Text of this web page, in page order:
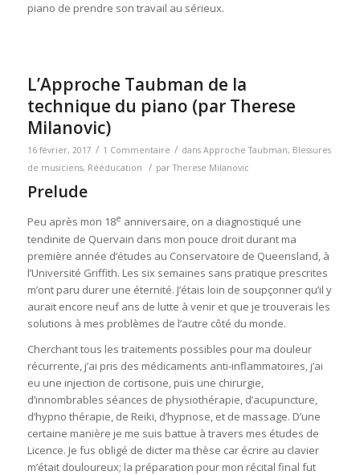
piano de prendre son travail au sérieux.
L’Approche Taubman de la
technique du piano (par Therese
Milanovic)
16 février, 2017 / 1 Commentaire / dans Approche Taubman, Blessures
de musiciens, Rééducation / parTherese Milanovic
Prelude
Peu après mon 18e anniversaire, on a diagnostiqué une
tendinite de Quervain dans mon pouce droit durant ma
première année d’études au Conservatoire de Queensland, à
l’Université Griffith. Les six semaines sans pratique prescrites
m’ont paru durer une éternité. J’étais loin de soupçonner qu’il y
aurait encore neuf ans de lutte à venir et que je trouverais les
solutions à mes problèmes de l’autre côté du monde.
Cherchant tous les traitements possibles pour ma douleur
récurrente, j’ai pris des médicaments anti-inflammatoires, j’ai
eu une injection de cortisone, puis une chirurgie,
d’innombrables séances de physiothérapie, d’acupuncture,
d’hypno thérapie, de Reiki, d’hypnose, et de massage. D’une
certaine manière je me suis battue à travers mes études de
Licence. Je fus obligé de dicter ma thèse car écrire au clavier
m’était douloureux; la préparation pour mon récital final fut